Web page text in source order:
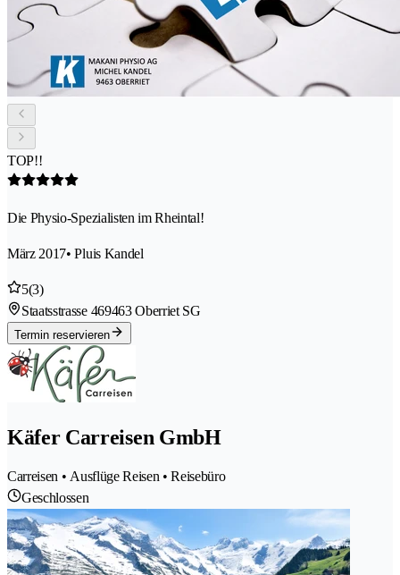
TOP!!
Die Physio-Spezialisten im Rheintal!
März 2017• Pluis Kandel
5(3)
Staatsstrasse 469463 Oberriet SG
Termin reservieren
Käfer Carreisen GmbH
Carreisen • Ausflüge Reisen • Reisebüro
Geschlossen